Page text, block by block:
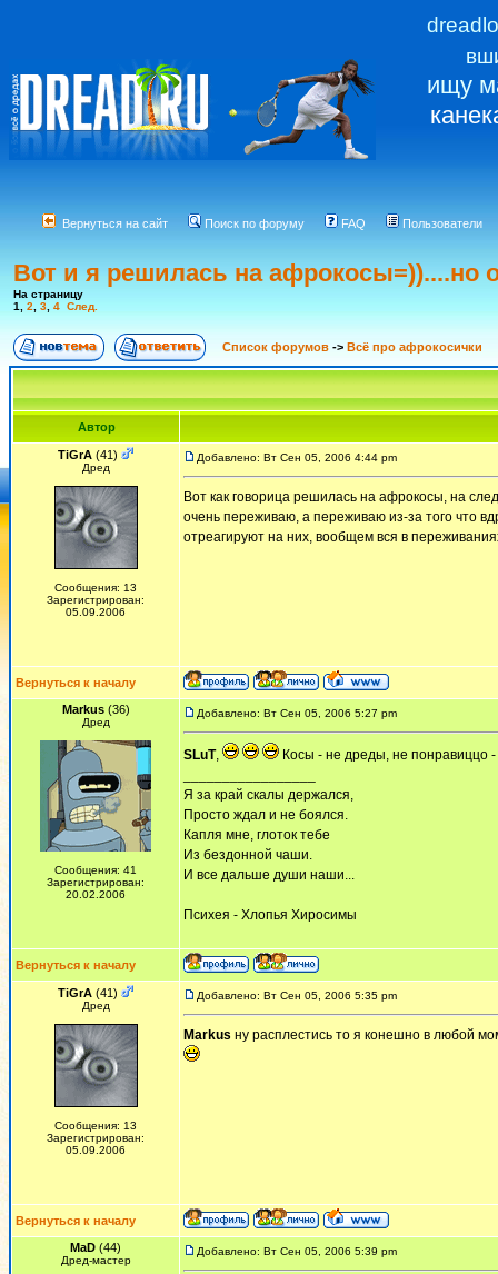
ищу
Вернуться на сайт Поиск по форуму FAQ Пользователи
Вот и я решилась на афрокосы=))....но
На страницу
1
2 3 4 След.
Список форумов -> Всё про афрокосички
Автор
TiGrA (41)
Дред
Сообщения: 13
Зарегистрирован:
05.09.2006
Добавлено: Вт Сен 05, 2006 4:44 pm
Вот как говорица решилась на афрокосы, на
очень переживаю, а переживаю из-за того что
отреагируют на них, вообщем вся в
Вернуться к началу
Markus(36)
Дред
Сообщения: 41
Зарегистрирован:
20.02.2006
Добавлено: Вт Сен 05, 2006 5:27 pm
SLuT,
Косы - не дреды, не понравиццо
Я за край скалы держался,
Просто ждал и не боялся.
Капля мне, глоток тебе
Из бездонной чаши.
И все дальше души наши...
Псиxея - Хлопья Хиросимы
Вернуться к началу
TiGrA (41)
Дред
Сообщения: 13
Зарегистрирован:
05.09.2006
Добавлено: Вт Сен 05, 2006 5:35 pm
Markus ну расплестись то я конешно в любой
Вернуться к началу
MaD (44)
Дред-мастер
Добавлено: Вт Сен 05, 2006 5:39 pm